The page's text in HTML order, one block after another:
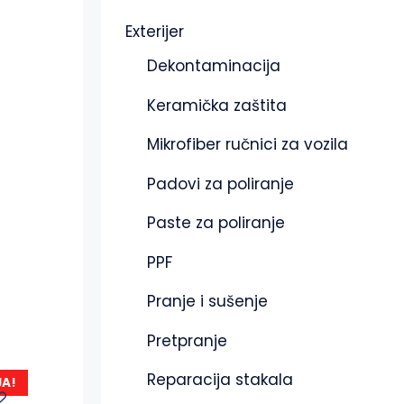
Exterijer
Dekontaminacija
Keramička zaštita
Mikrofiber ručnici za vozila
Padovi za poliranje
Paste za poliranje
PPF
Pranje i sušenje
Pretpranje
Reparacija stakala